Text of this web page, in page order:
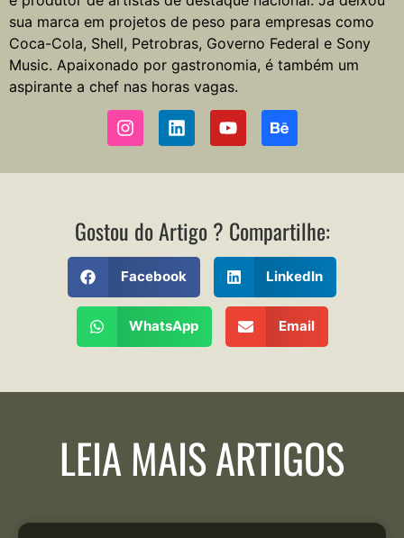
sua marca em projetos de peso para empresas como
Coca-Cola, Shell, Petrobras, Governo Federal e Sony
Music. Apaixonado por gastronomia, é também um
aspirante a chef nas horas vagas.
Gostou do Artigo ? Compartilhe:
Facebook LinkedIn
WhatsApp Email
LEIA MAIS ARTIGOS